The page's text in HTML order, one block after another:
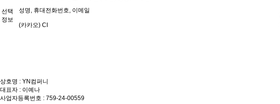
선택
정보
성명, 휴대전화번호, 이메일
(카카오) CI
상호명 : YN컴퍼니
대표자 : 이예나
사업자등록번호 : 759-24-00559